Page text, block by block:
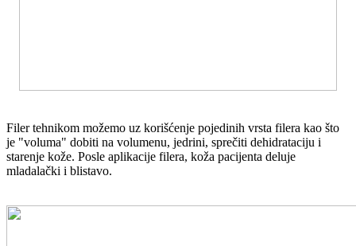
Filer tehnikom možemo uz korišćenje pojedinih vrsta filera kao što
je "voluma" dobiti na volumenu, jedrini, sprečiti dehidrataciju i
starenje kože. Posle aplikacije filera, koža pacijenta deluje
mladalački i blistavo.